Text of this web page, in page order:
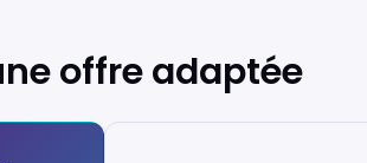
offre adaptée